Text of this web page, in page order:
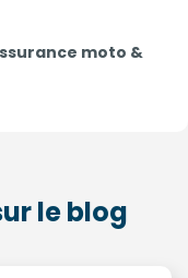
moto &
le blog